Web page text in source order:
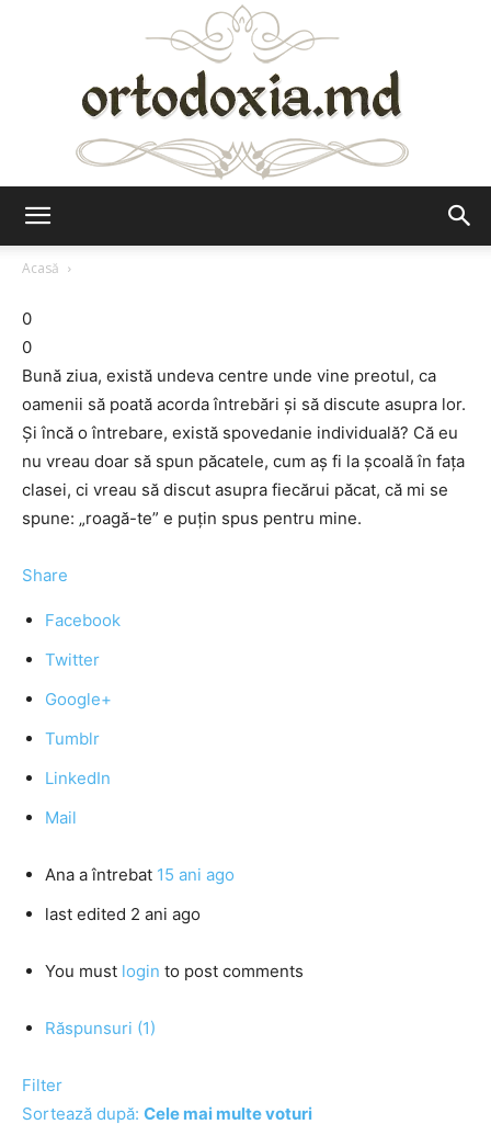
Acasă
0
0
Bună ziua, există undeva centre unde vine preotul, ca
oamenii să poată acorda întrebări şi să discute asupra lor.
Şi încă o întrebare, există spovedanie individuală? Că eu
nu vreau doar să spun păcatele, cum aş fi la şcoală în faţa
clasei, ci vreau să discut asupra fiecărui păcat, că mi se
spune: „roagă-te” e puţin spus pentru mine.
Share
Facebook
Twitter
Google+
Tumblr
LinkedIn
Mail
Ana a întrebat 15 ani ago
last edited 2 ani ago
You must login to post comments
Răspunsuri (1)
Filter
Sortează după: Cele mai multe voturi